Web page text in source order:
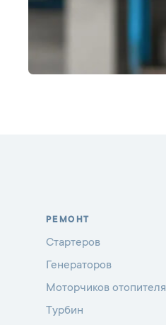
РЕМОНТ
Стартеров
Генераторов
Моторчиков отопителя
Турбин